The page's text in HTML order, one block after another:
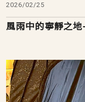
2026/02/25
風雨中的寧靜之